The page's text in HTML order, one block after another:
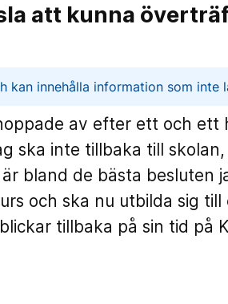
att kunna
kan innehålla information som inte
av efter ett och ett
ska inte tillbaka till
bland de bästa besluten
och ska nu utbilda sig till
tillbaka på sin tid på